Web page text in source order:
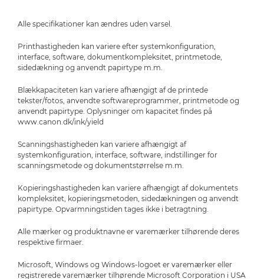
Alle specifikationer kan ændres uden varsel.
Printhastigheden kan variere efter systemkonfiguration,
interface, software, dokumentkompleksitet, printmetode,
sidedækning og anvendt papirtype m.m.
Blækkapaciteten kan variere afhængigt af de printede
tekster/fotos, anvendte softwareprogrammer, printmetode og
anvendt papirtype. Oplysninger om kapacitet findes på
www.canon.dk/ink/yield
Scanningshastigheden kan variere afhængigt af
systemkonfiguration, interface, software, indstillinger for
scanningsmetode og dokumentstørrelse m.m.
Kopieringshastigheden kan variere afhængigt af dokumentets
kompleksitet, kopieringsmetoden, sidedækningen og anvendt
papirtype. Opvarmningstiden tages ikke i betragtning.
Alle mærker og produktnavne er varemærker tilhørende deres
respektive firmaer.
Microsoft, Windows og Windows-logoet er varemærker eller
registrerede varemærker tilhørende Microsoft Corporation i USA